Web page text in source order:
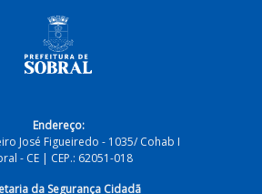
Endereço:
José Figueiredo - 1035/ Cohab I
- CE | CEP.: 62051-018
da Segurança Cidadã